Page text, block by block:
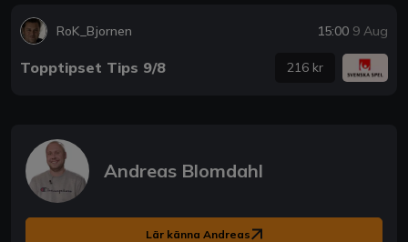
RoK_Bjornen 15:00 9 Aug
Topptipset Tips 9/8 216 kr
Andreas Blomdahl
Lär känna Andreas